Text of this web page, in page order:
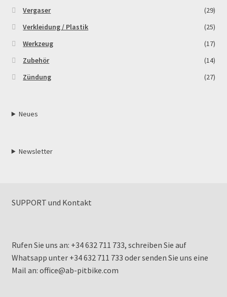
Vergaser
(29)
Verkleidung / Plastik
(25)
Werkzeug
(17)
Zubehör
(14)
Zündung
(27)
Neues
Newsletter
SUPPORT und Kontakt
Rufen Sie uns an: +34 632 711 733, schreiben Sie auf
Whatsapp unter +34 632 711 733 oder senden Sie uns eine
Mail an: office@ab-pitbike.com